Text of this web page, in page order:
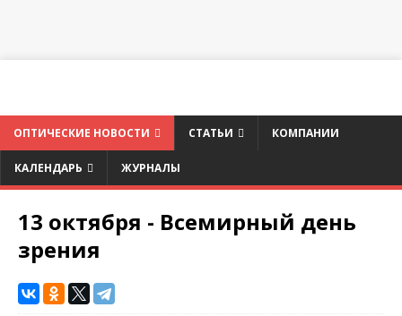
ОПТИЧЕСКИЕ НОВОСТИ СТАТЬИ КОМПАНИИ
КАЛЕНДАРЬ ЖУРНАЛЫ
13 октября - Всемирный день
зрения